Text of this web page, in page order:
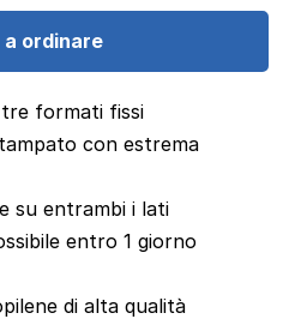
a ordinare
tre formati fissi
con estrema
su entrambi i lati
entro 1 giorno
di alta qualità